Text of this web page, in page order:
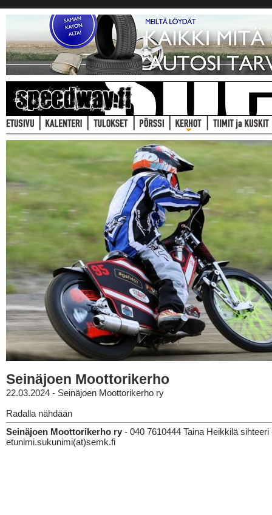
Seinäjoen Moottorikerho
22.03.2024 - Seinäjoen Moottorikerho ry
Radalla nähdään
Seinäjoen Moottorikerho ry - 040 7610444 Taina Heikkilä sihteeri
etunimi.sukunimi(at)semk.fi